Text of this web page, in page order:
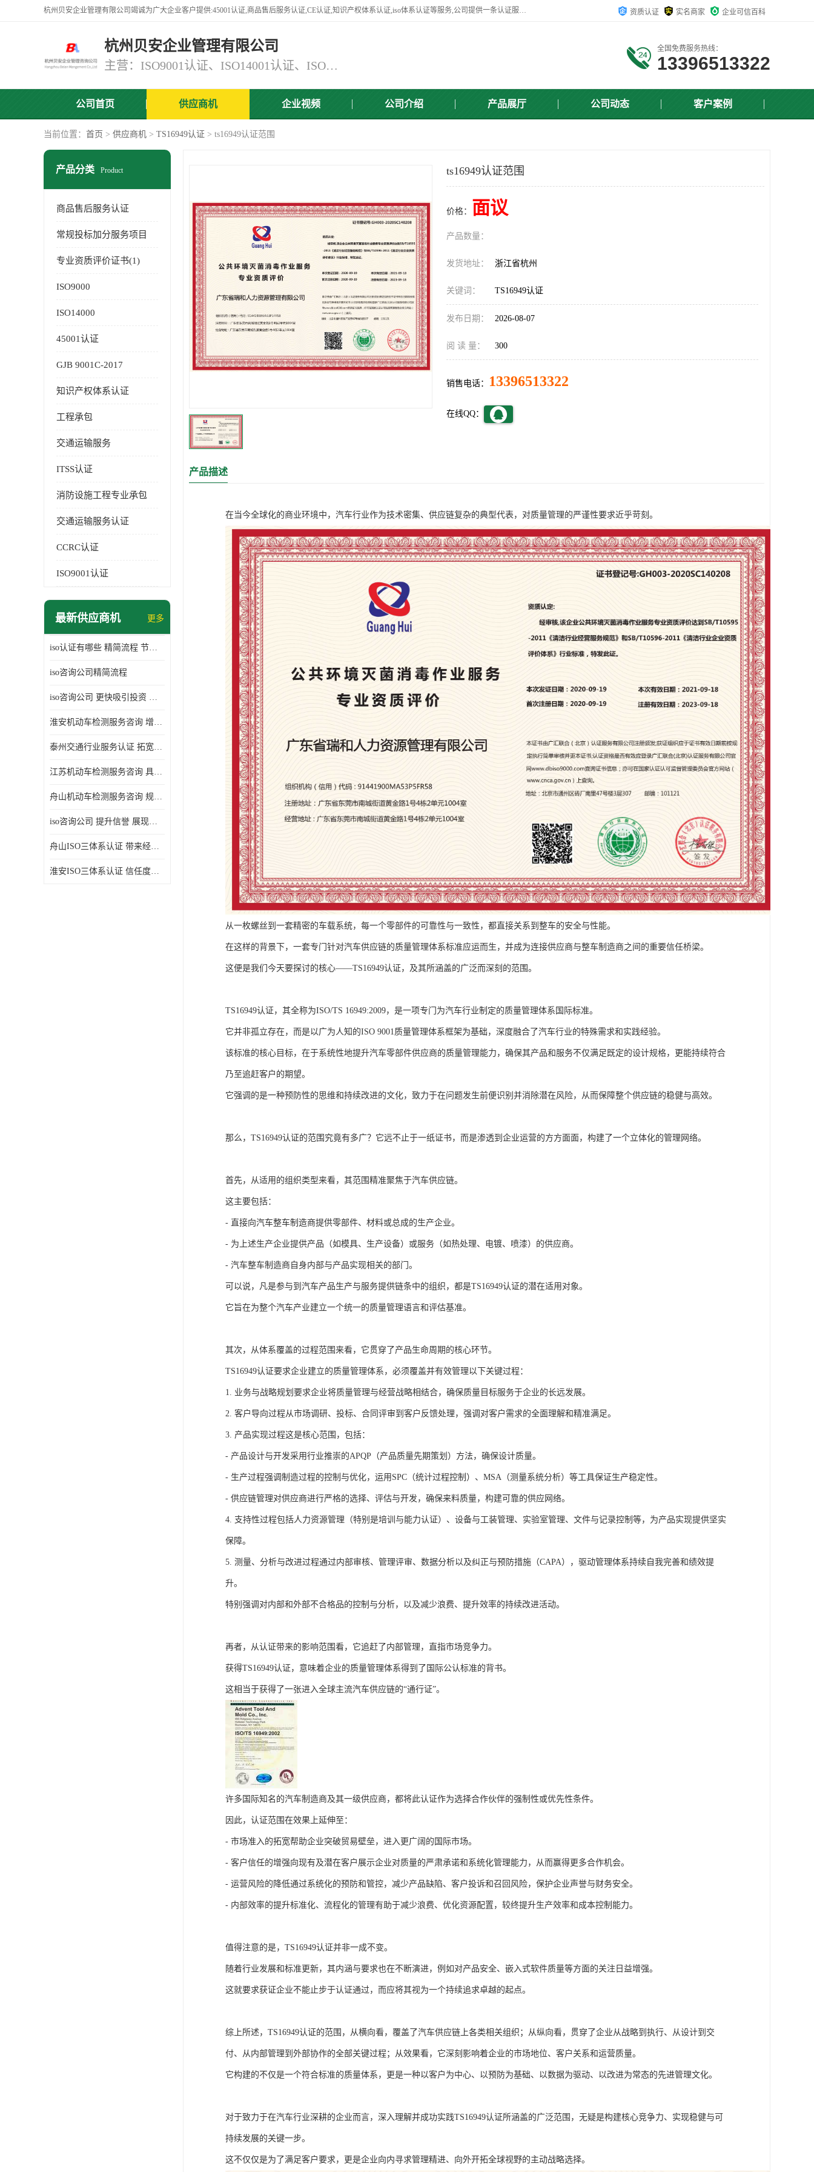
杭州贝安企业管理有限公司竭诚为广大企业客户提供:45001认证,商品售后服务认证,CE认证,知识产权体系认证,iso体系认证等服务,公司提供一条认证服务,方便快捷. 资质认证 实名商家 企业可信百科
杭州贝安企业管理有限公司
主营：ISO9001认证、ISO14001认证、ISO认证、ISO22000认证、ISO/TS16949认证,FSC森林认证
全国免费服务热线：
13396513322
公司首页 供应商机 企业视频 公司介绍 产品展厅 公司动态 客户案例
当前位置： 首页 > 供应商机 > TS16949认证 > ts16949认证范围
产品分类 Product
商品售后服务认证
常规投标加分服务项目
专业资质评价证书(1)
ISO9000
ISO14000
45001认证
GJB 9001C-2017
知识产权体系认证
工程承包
交通运输服务
ITSS认证
消防设施工程专业承包
交通运输服务认证
CCRC认证
ISO9001认证
最新供应商机 更多
iso认证有哪些 精简流程 节省企业运营成本
iso咨询公司精简流程
iso咨询公司 更快吸引投资 节省企业运营成本
淮安机动车检测服务咨询 增加竞争力 可获得更多业务机会
泰州交通行业服务认证 拓宽可业务范围 提高客户对企业满意度
江苏机动车检测服务咨询 具有社会效益 是企业综合实力的体现
舟山机动车检测服务咨询 规范管理技术 具备市场竞争能力
iso咨询公司 提升信誉 展现企业文化
舟山ISO三体系认证 带来经济效益 带来可以信赖的良好印象
淮安ISO三体系认证 信任度增加 具备市场竞争能力
ts16949认证范围
价格： 面议
产品数量：
发货地址： 浙江省杭州
关键词： TS16949认证
发布日期： 2026-08-07
阅 读 量： 300
销售电话： 13396513322
在线QQ：
产品描述
在当今全球化的商业环境中，汽车行业作为技术密集、供应链复杂的典型代表，对质量管理的严谨性要求近乎苛刻。
从一枚螺丝到一套精密的车载系统，每一个零部件的可靠性与一致性，都直接关系到整车的安全与性能。
在这样的背景下，一套专门针对汽车供应链的质量管理体系标准应运而生，并成为连接供应商与整车制造商之间的重要信任桥梁。
这便是我们今天要探讨的核心——TS16949认证，及其所涵盖的广泛而深刻的范围。
TS16949认证，其全称为ISO/TS 16949:2009，是一项专门为汽车行业制定的质量管理体系国际标准。
它并非孤立存在，而是以广为人知的ISO 9001质量管理体系框架为基础，深度融合了汽车行业的特殊需求和实践经验。
该标准的核心目标，在于系统性地提升汽车零部件供应商的质量管理能力，确保其产品和服务不仅满足既定的设计规格，更能持续符合
乃至追赶客户的期望。
它强调的是一种预防性的思维和持续改进的文化，致力于在问题发生前便识别并消除潜在风险，从而保障整个供应链的稳健与高效。
那么，TS16949认证的范围究竟有多广？它远不止于一纸证书，而是渗透到企业运营的方方面面，构建了一个立体化的管理网络。
首先，从适用的组织类型来看，其范围精准聚焦于汽车供应链。
这主要包括：
- 直接向汽车整车制造商提供零部件、材料或总成的生产企业。
- 为上述生产企业提供产品（如模具、生产设备）或服务（如热处理、电镀、喷漆）的供应商。
- 汽车整车制造商自身内部与产品实现相关的部门。
可以说，凡是参与到汽车产品生产与服务提供链条中的组织，都是TS16949认证的潜在适用对象。
它旨在为整个汽车产业建立一个统一的质量管理语言和评估基准。
其次，从体系覆盖的过程范围来看，它贯穿了产品生命周期的核心环节。
TS16949认证要求企业建立的质量管理体系，必须覆盖并有效管理以下关键过程：
1. 业务与战略规划要求企业将质量管理与经营战略相结合，确保质量目标服务于企业的长远发展。
2. 客户导向过程从市场调研、投标、合同评审到客户反馈处理，强调对客户需求的全面理解和精准满足。
3. 产品实现过程这是核心范围，包括：
- 产品设计与开发采用行业推崇的APQP（产品质量先期策划）方法，确保设计质量。
- 生产过程强调制造过程的控制与优化，运用SPC（统计过程控制）、MSA（测量系统分析）等工具保证生产稳定性。
- 供应链管理对供应商进行严格的选择、评估与开发，确保来料质量，构建可靠的供应网络。
4. 支持性过程包括人力资源管理（特别是培训与能力认证）、设备与工装管理、实验室管理、文件与记录控制等，为产品实现提供坚实
保障。
5. 测量、分析与改进过程通过内部审核、管理评审、数据分析以及纠正与预防措施（CAPA），驱动管理体系持续自我完善和绩效提
升。
特别强调对内部和外部不合格品的控制与分析，以及减少浪费、提升效率的持续改进活动。
再者，从认证带来的影响范围看，它追赶了内部管理，直指市场竞争力。
获得TS16949认证，意味着企业的质量管理体系得到了国际公认标准的背书。
这相当于获得了一张进入全球主流汽车供应链的“通行证”。
许多国际知名的汽车制造商及其一级供应商，都将此认证作为选择合作伙伴的强制性或优先性条件。
因此，认证范围在效果上延伸至：
- 市场准入的拓宽帮助企业突破贸易壁垒，进入更广阔的国际市场。
- 客户信任的增强向现有及潜在客户展示企业对质量的严肃承诺和系统化管理能力，从而赢得更多合作机会。
- 运营风险的降低通过系统化的预防和管控，减少产品缺陷、客户投诉和召回风险，保护企业声誉与财务安全。
- 内部效率的提升标准化、流程化的管理有助于减少浪费、优化资源配置，较终提升生产效率和成本控制能力。
值得注意的是，TS16949认证并非一成不变。
随着行业发展和标准更新，其内涵与要求也在不断演进，例如对产品安全、嵌入式软件质量等方面的关注日益增强。
这就要求获证企业不能止步于认证通过，而应将其视为一个持续追求卓越的起点。
综上所述，TS16949认证的范围，从横向看，覆盖了汽车供应链上各类相关组织；从纵向看，贯穿了企业从战略到执行、从设计到交
付、从内部管理到外部协作的全部关键过程；从效果看，它深刻影响着企业的市场地位、客户关系和运营质量。
它构建的不仅是一个符合标准的质量体系，更是一种以客户为中心、以预防为基础、以数据为驱动、以改进为常态的先进管理文化。
对于致力于在汽车行业深耕的企业而言，深入理解并成功实践TS16949认证所涵盖的广泛范围，无疑是构建核心竞争力、实现稳健与可
持续发展的关键一步。
这不仅仅是为了满足客户要求，更是企业向内寻求管理精进、向外开拓全球视野的主动战略选择。